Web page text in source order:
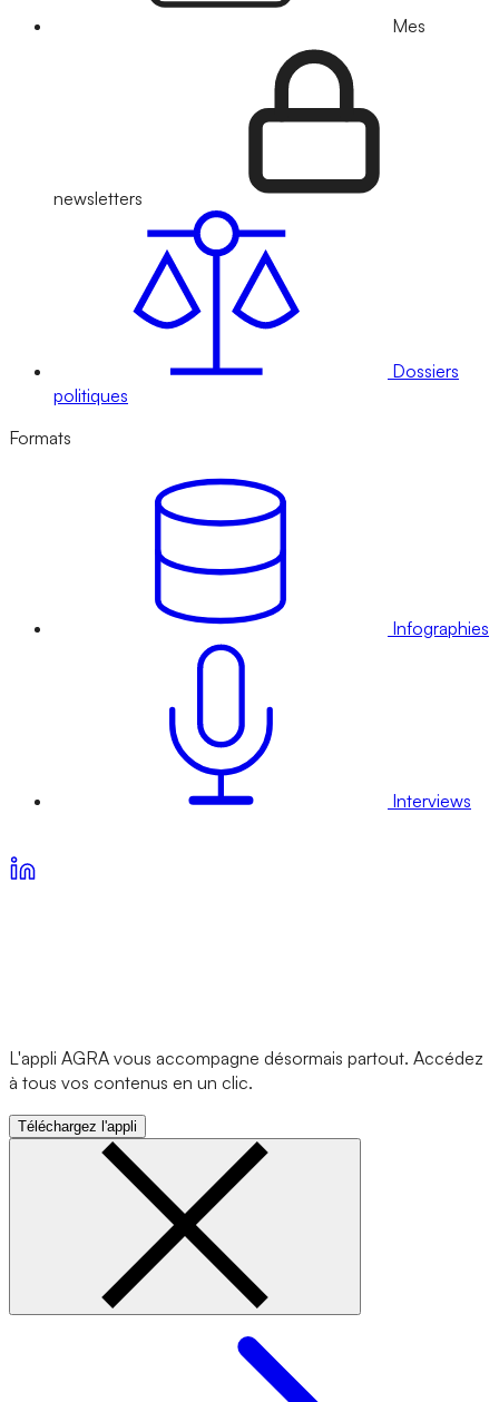
Mes
newsletters
Dossiers
politiques
Formats
Infographies
Interviews
L'appli AGRA vous accompagne désormais partout. Accédez
à tous vos contenus en un clic.
Téléchargez l'appli